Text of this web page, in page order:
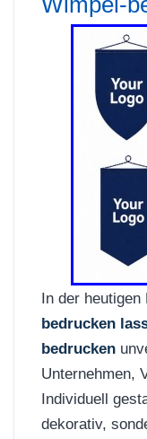
In der
bedrucken
bedrucken
Unternehmen,
Individuell
dekorativ,